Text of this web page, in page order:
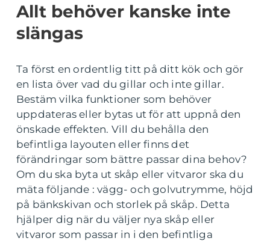
Allt behöver kanske inte
slängas
Ta först en ordentlig titt på ditt kök och gör
en lista över vad du gillar och inte gillar.
Bestäm vilka funktioner som behöver
uppdateras eller bytas ut för att uppnå den
önskade effekten. Vill du behålla den
befintliga layouten eller finns det
förändringar som bättre passar dina behov?
Om du ska byta ut skåp eller vitvaror ska du
mäta följande : vägg- och golvutrymme, höjd
på bänkskivan och storlek på skåp. Detta
hjälper dig när du väljer nya skåp eller
vitvaror som passar in i den befintliga